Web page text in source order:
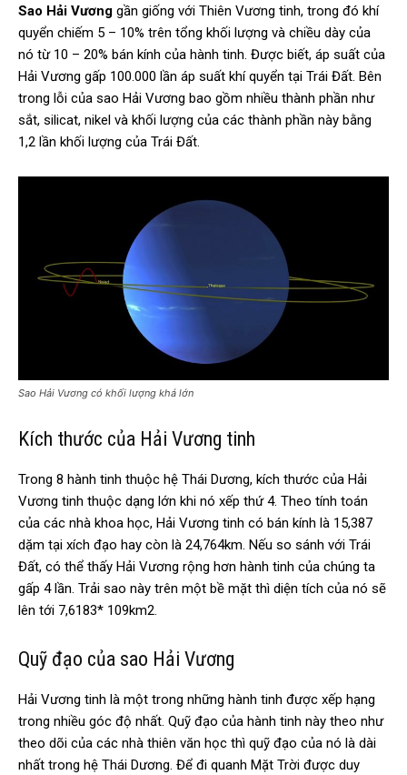
Sao Hải Vương gần giống với Thiên Vương tinh, trong đó khí
quyển chiếm 5 – 10% trên tổng khối lượng và chiều dày của
nó từ 10 – 20% bán kính của hành tinh. Được biết, áp suất của
Hải Vương gấp 100.000 lần áp suất khí quyển tại Trái Đất. Bên
trong lỗi của sao Hải Vương bao gồm nhiều thành phần như
sắt, silicat, nikel và khối lượng của các thành phần này bằng
1,2 lần khối lượng của Trái Đất.
Sao Hải Vương có khối lượng khá lớn
Kích thước của Hải Vương tinh
Trong 8 hành tinh thuộc hệ Thái Dương, kích thước của Hải
Vương tinh thuộc dạng lớn khi nó xếp thứ 4. Theo tính toán
của các nhà khoa học, Hải Vương tinh có bán kính là 15,387
dặm tại xích đạo hay còn là 24,764km. Nếu so sánh với Trái
Đất, có thể thấy Hải Vương rộng hơn hành tinh của chúng ta
gấp 4 lần. Trải sao này trên một bề mặt thì diện tích của nó sẽ
lên tới 7,6183* 109km2.
Quỹ đạo của sao Hải Vương
Hải Vương tinh là một trong những hành tinh được xếp hạng
trong nhiều góc độ nhất. Quỹ đạo của hành tinh này theo như
theo dõi của các nhà thiên văn học thì quỹ đạo của nó là dài
nhất trong hệ Thái Dương. Để đi quanh Mặt Trời được duy